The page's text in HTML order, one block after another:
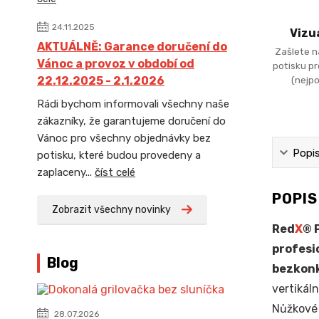
24.11.2025
AKTUÁLNĚ: Garance doručení do
Vánoc a provoz v období od
22.12.2025 - 2.1.2026
Rádi bychom informovali všechny naše
zákazníky, že garantujeme doručení do
Vánoc pro všechny objednávky bez
potisku, které budou provedeny a
zaplaceny... číst celé
Zobrazit všechny novinky
Blog
28.07.2026
Zašlete
potisku
RedX®